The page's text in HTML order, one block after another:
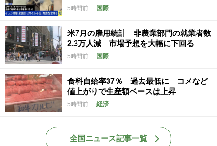
5時間前 国際
米7月の雇用統計 非農業部門の就業者数
2.3万人減 市場予想を大幅に下回る
5時間前 国際
食料自給率37％ 過去最低に コメなど
値上がりで生産額ベースは上昇
5時間前 経済
全国ニュース記事一覧